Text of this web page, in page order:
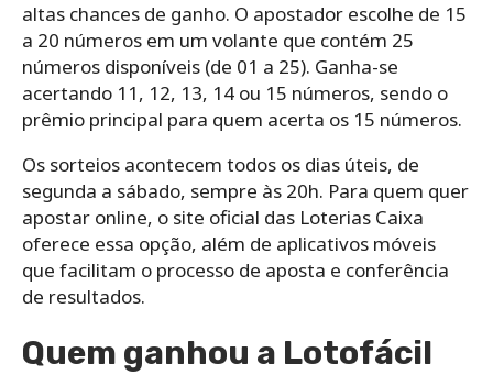
altas chances de ganho. O apostador escolhe de 15
a 20 números em um volante que contém 25
números disponíveis (de 01 a 25). Ganha-se
acertando 11, 12, 13, 14 ou 15 números, sendo o
prêmio principal para quem acerta os 15 números.
Os sorteios acontecem todos os dias úteis, de
segunda a sábado, sempre às 20h. Para quem quer
apostar online, o site oficial das Loterias Caixa
oferece essa opção, além de aplicativos móveis
que facilitam o processo de aposta e conferência
de resultados.
Quem ganhou a Lotofácil